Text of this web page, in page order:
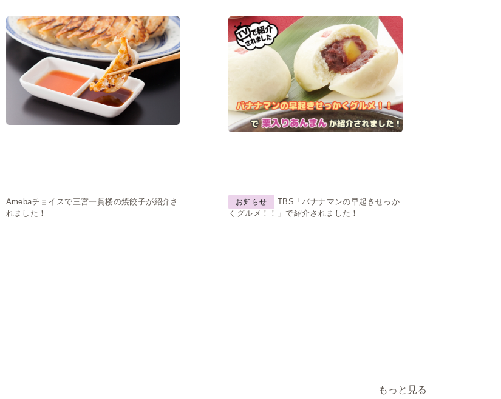
Amebaチョイスで三宮一貫楼の焼餃子が紹介さ
れました！
お知らせ
TBS「バナナマンの早起きせっか
くグルメ！！」で紹介されました！
もっと見る